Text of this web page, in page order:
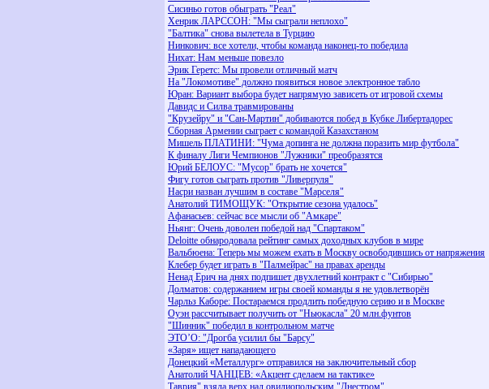
Сисиньо готов обыграть "Реал"
Хенрик ЛАРССОН: "Мы сыграли неплохо"
"Балтика" снова вылетела в Турцию
Нинкович: все хотели, чтобы команда наконец-то победила
Нихат: Нам меньше повезло
Эрик Геретс: Мы провели отличный матч
На "Локомотиве" должно появиться новое электронное табло
Юран: Вариант выбора будет напрямую зависеть от игровой схемы
Давидс и Силва травмированы
"Крузейру" и "Сан-Мартин" добиваются побед в Кубке Либертадорес
Сборная Армении сыграет с командой Казахстаном
Мишель ПЛАТИНИ: "Чума допинга не должна поразить мир футбола"
К финалу Лиги Чемпионов "Лужники" преобразятся
Юрий БЕЛОУС: "Мусор" брать не хочется"
Фигу готов сыграть против "Ливерпуля"
Насри назван лучшим в составе "Марселя"
Анатолий ТИМОЩУК: "Открытие сезона удалось"
Афанасьев: сейчас все мысли об "Амкаре"
Ньянг: Очень доволен победой над "Спартаком"
Deloitte обнародовала рейтинг самых доходных клубов в мире
Вальбюена: Теперь мы можем ехать в Москву освободившись от напряжения
Клебер будет играть в "Палмейрас" на правах аренды
Ненад Ерич на днях подпишет двухлетний контракт с "Сибирью"
Долматов: содержанием игры своей команды я не удовлетворён
Чарльз Каборе: Постараемся продлить победную серию и в Москве
Оуэн рассчитывает получить от "Ньюкасла" 20 млн.фунтов
"Шинник" победил в контрольном матче
ЭТО’О: "Дрогба усилил бы "Барсу"
«Заря» ищет нападающего
Донецкий «Металлург» отправился на заключительный сбор
Анатолий ЧАНЦЕВ: «Акцент сделаем на тактике»
Таврия" взяла верх над овидиопольским "Днестром"